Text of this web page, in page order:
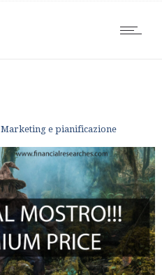
Marketing e pianificazione